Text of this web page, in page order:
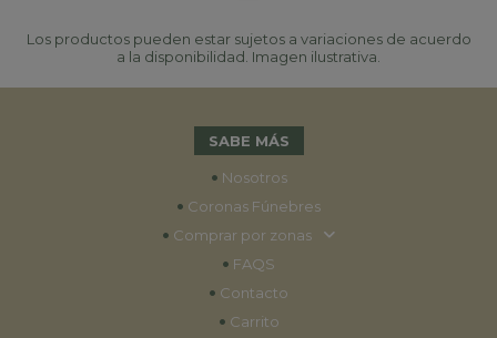
Los productos pueden estar sujetos a variaciones de acuerdo
a la disponibilidad. Imagen ilustrativa.
SABE MÁS
• Nosotros
• Coronas Fúnebres
• Comprar por zonas
• FAQS
• Contacto
• Carrito